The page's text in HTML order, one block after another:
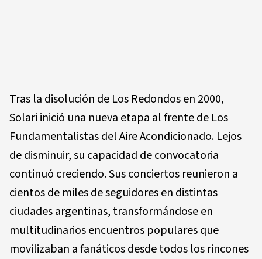
Tras la disolución de Los Redondos en 2000,
Solari inició una nueva etapa al frente de Los
Fundamentalistas del Aire Acondicionado. Lejos
de disminuir, su capacidad de convocatoria
continuó creciendo. Sus conciertos reunieron a
cientos de miles de seguidores en distintas
ciudades argentinas, transformándose en
multitudinarios encuentros populares que
movilizaban a fanáticos desde todos los rincones